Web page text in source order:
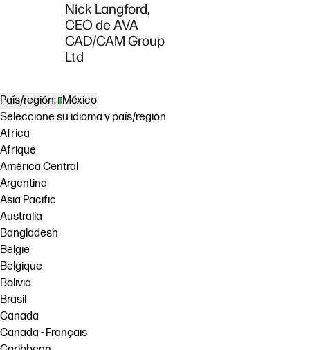
Nick Langford,
CEO de AVA
CAD/CAM Group
Ltd
País/región: México
Seleccione su idioma y país/región
Africa
Afrique
América Central
Argentina
Asia Pacific
Australia
Bangladesh
België
Belgique
Bolivia
Brasil
Canada
Canada - Français